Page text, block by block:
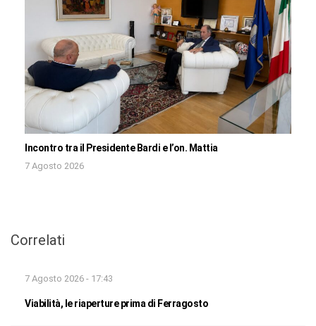
Incontro tra il Presidente Bardi e l’on. Mattia
7 Agosto 2026
Correlati
7 Agosto 2026 - 17:43
Viabilità, le riaperture prima di Ferragosto